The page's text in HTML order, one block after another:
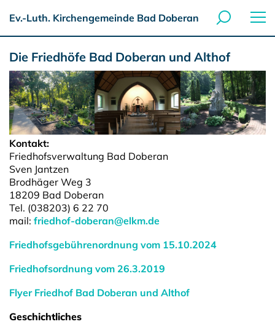
Ev.-Luth. Kirchengemeinde Bad Doberan
Die Friedhöfe Bad Doberan und Althof
Kontakt:
Friedhofsverwaltung Bad Doberan
Sven Jantzen
Brodhäger Weg 3
18209 Bad Doberan
Tel. (038203) 6 22 70
mail: friedhof-doberan@elkm.de
Friedhofsgebührenordnung vom 15.10.2024
Friedhofsordnung vom 26.3.2019
Flyer Friedhof Bad Doberan und Althof
Geschichtliches